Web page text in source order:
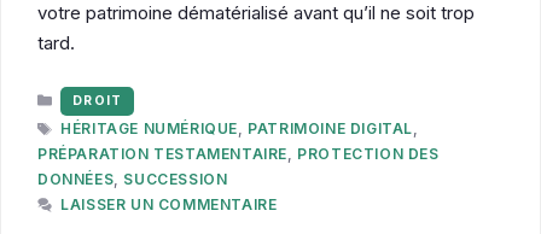
votre patrimoine dématérialisé avant qu’il ne soit trop
tard.
CATÉGORIES
DROIT
ÉTIQUETTES
HÉRITAGE NUMÉRIQUE, PATRIMOINE DIGITAL,
PRÉPARATION TESTAMENTAIRE, PROTECTION DES
DONNÉES, SUCCESSION
LAISSER UN COMMENTAIRE